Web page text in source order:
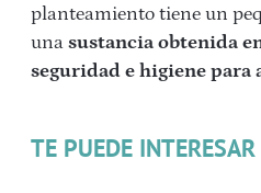
planteamiento tiene un
una sustancia obtenida
seguridad e higiene para
TE PUEDE INTERESAR